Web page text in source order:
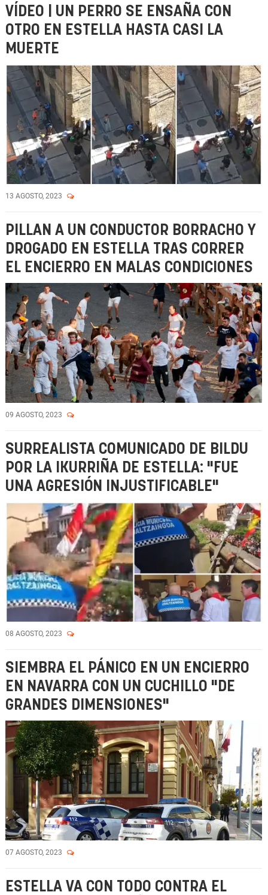
VÍDEO | UN PERRO SE ENSAÑA CON
OTRO EN ESTELLA HASTA CASI LA
MUERTE
13 AGOSTO, 2023
PILLAN A UN CONDUCTOR BORRACHO Y
DROGADO EN ESTELLA TRAS CORRER
EL ENCIERRO EN MALAS CONDICIONES
09 AGOSTO, 2023
SURREALISTA COMUNICADO DE BILDU
POR LA IKURRIÑA DE ESTELLA: "FUE
UNA AGRESIÓN INJUSTIFICABLE"
08 AGOSTO, 2023
SIEMBRA EL PÁNICO EN UN ENCIERRO
EN NAVARRA CON UN CUCHILLO "DE
GRANDES DIMENSIONES"
07 AGOSTO, 2023
ESTELLA VA CON TODO CONTRA EL